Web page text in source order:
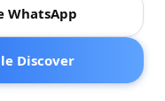
WhatsApp
Discover